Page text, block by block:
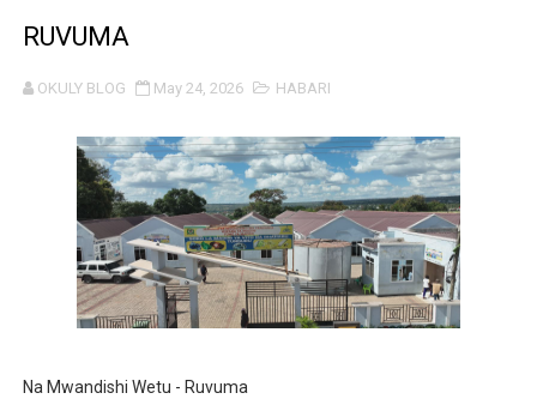
BARRICK NORTH MARA YAZIDI KUBORESHA MAISHA
Msajili wa Hazina akutana na kufanya mazungumzo na
SERIKALI KUSHIRIKIANA NA SEKTA BINAFSI KUDHIBITI
BALOZI MBAROUK ASEMA ITALIA INA NAFASI KUBWA
VIJANA TUJITOKEZE KUITETEA SERIKALI DHIDI YA
NISHATI MBADALA 'RAFIKI BRIQUETTES' YAFUNGUA
RUVUMA
OKULY BLOG May 24, 2026 HABARI
Na Mwandishi Wetu - Ruvuma